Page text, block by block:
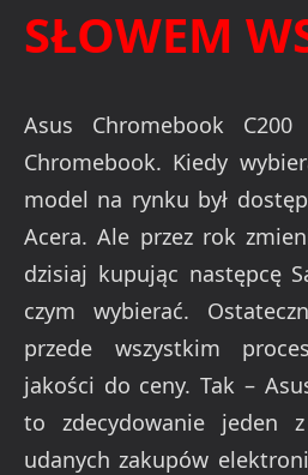
SŁOWEM
Asus Chromebook
Chromebook. Kiedy
model na rynku był
Acera. Ale przez rok
dzisiaj kupując następcę
czym wybierać.
przede wszystkim
jakości do ceny. Tak –
to zdecydowanie jeden
udanych zakupów